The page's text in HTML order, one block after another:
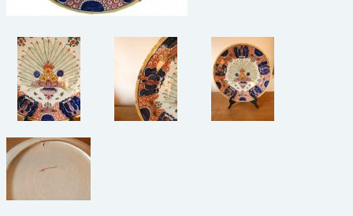
ets/tekening/litho/gravure
glaswerk
lamp/luchter
speelgoed
zilverwerk